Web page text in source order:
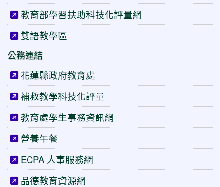
教育部學習扶助科技化評量網
雙語教學區
公務連結
花蓮縣政府教育處
補救教學科技化評量
教育處學生事務資訊網
營養午餐
ECPA 人事服務網
品德教育資源網